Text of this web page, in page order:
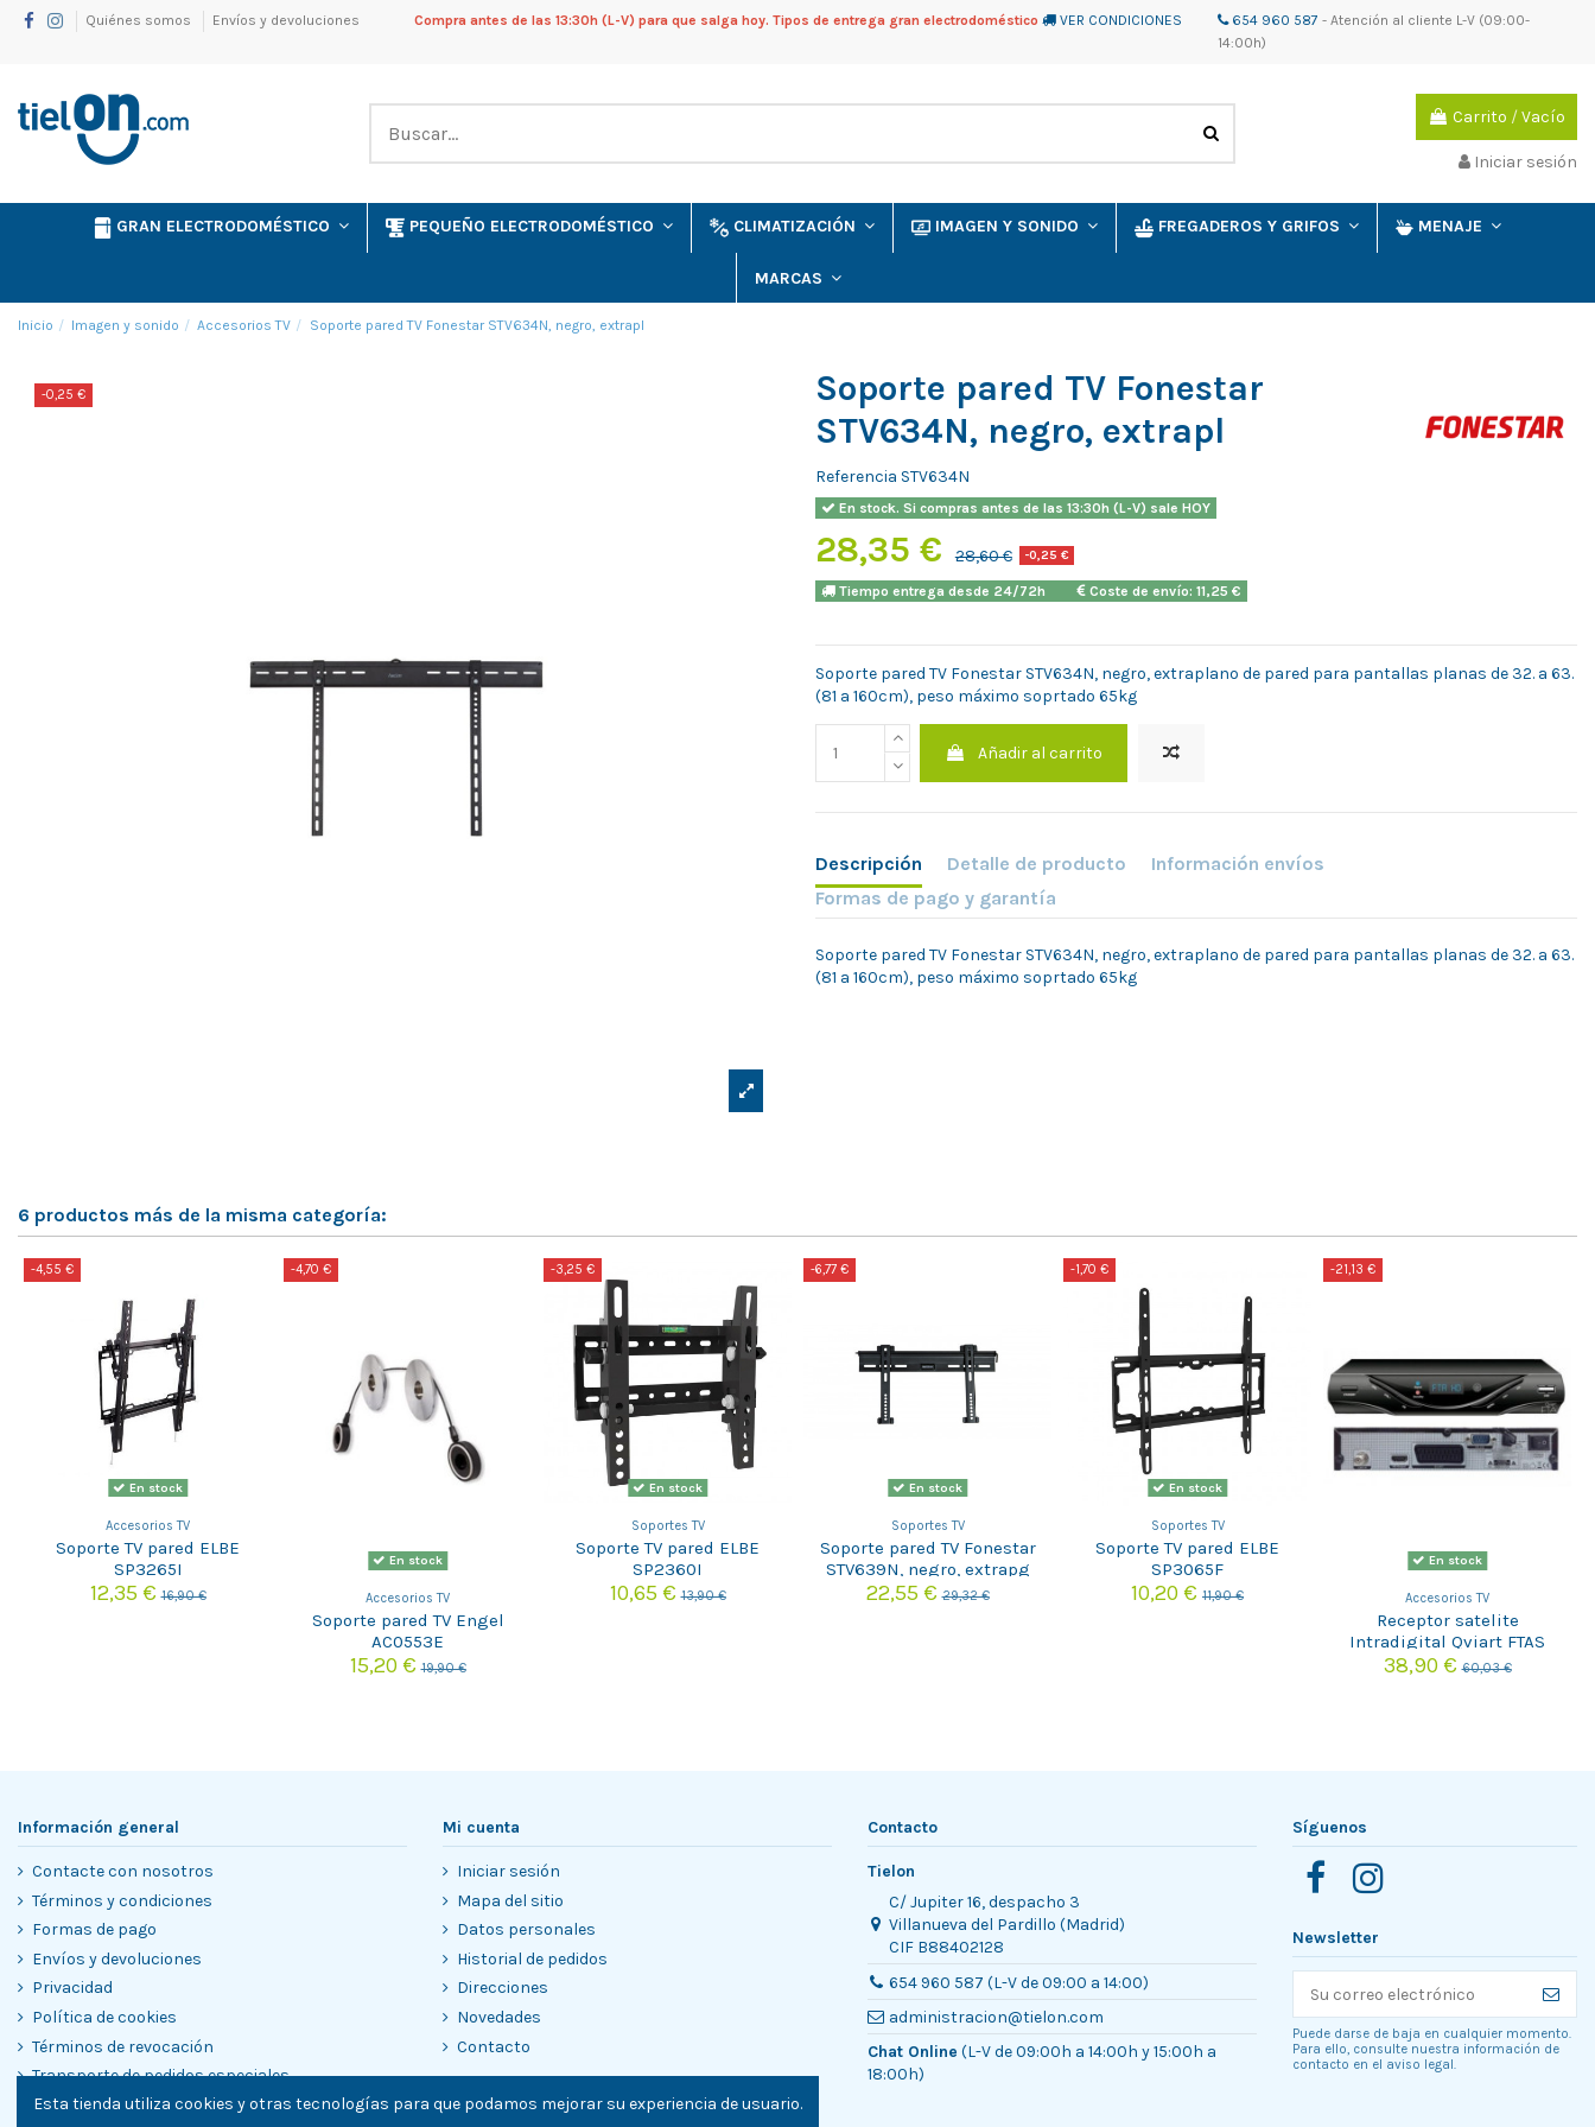
Quiénes somos Envíos y devoluciones Compra antes de las 13:30h (L-V) para que salga hoy. Tipos de entrega gran electrodoméstico VER CONDICIONES 654 960 587 - Atención al cliente L-V (09:00-
14:00h)
Carrito /Vacío
Iniciar sesión
GRAN ELECTRODOMÉSTICO PEQUEÑO ELECTRODOMÉSTICO CLIMATIZACIÓN IMAGEN Y SONIDO FREGADEROS Y GRIFOS MENAJE
MARCAS
Inicio Imagen y sonido Accesorios TV Soporte pared TV Fonestar STV634N, negro, extrapl
-0,25 €
Soporte pared TV Fonestar
STV634N, negro, extrapl
Referencia STV634N
En stock. Si compras antes de las 13:30h (L-V) sale HOY
28,35 € 28,60 € -0,25 €
Tiempo entrega desde 24/72h Coste de envío: 11,25 €
Soporte pared TV Fonestar STV634N, negro, extraplano de pared para pantallas planas de 32. a 63.
(81 a 160cm), peso máximo soprtado 65kg
Añadir al carrito
Descripción Detalle de producto
Información envíos
Formas de pago y garantía
Soporte pared TV Fonestar STV634N, negro, extraplano de pared para pantallas planas de 32. a 63.
(81 a 160cm), peso máximo soprtado 65kg
6 productos más de la misma categoría:
-4,55 €
En stock
Accesorios TV
Soporte TV pared ELBE
SP3265I
12,35 €16,90 €
-4,70 €
En stock
Accesorios TV
Soporte pared TV Engel
AC0553E
15,20 €19,90 €
-3,25 €
En stock
Soportes TV
Soporte TV pared ELBE
SP2360I
10,65 €13,90 €
-6,77 €
En stock
Soportes TV
Soporte pared TV Fonestar
STV639N, negro, extrapg
22,55 €29,32 €
-1,70 €
En stock
Soportes TV
Soporte TV pared ELBE
SP3065F
10,20 € 11,90 €
-21,13 €
En stock
Accesorios TV
Receptor satelite
Intradigital Qviart FTAS
38,90 €60,03 €
Información general
Contacte con nosotros
Términos y condiciones
Formas de pago
Envíos y devoluciones
Privacidad
Política de cookies
Términos de revocación
Transporte de pedidos especiales
Garantías
Mi cuenta
Iniciar sesión
Mapa del sitio
Datos personales
Historial de pedidos
Direcciones
Novedades
Contacto
Contacto
Tielon
C/ Jupiter 16, despacho 3
Villanueva del Pardillo (Madrid)
CIF B88402128
654 960 587 (L-V de 09:00 a 14:00)
administracion@tielon.com
Chat Online (L-V de 09:00h a 14:00h y 15:00h a
18:00h)
Síguenos
Newsletter
Puede darse de baja en cualquier momento.
Para ello, consulte nuestra información de
contacto en el aviso legal.
Esta tienda utiliza cookies y otras tecnologías para que podamos mejorar su experiencia de usuario.